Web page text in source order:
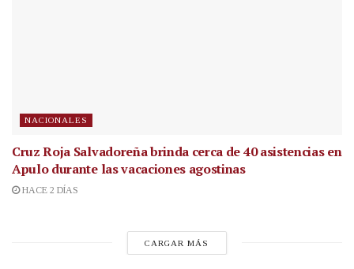
NACIONALES
Cruz Roja Salvadoreña brinda cerca de 40 asistencias en
Apulo durante las vacaciones agostinas
HACE 2 DÍAS
CARGAR MÁS